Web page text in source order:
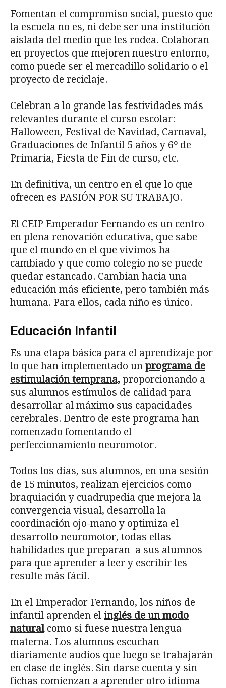
Fomentan el compromiso social, puesto que
la escuela no es, ni debe ser una institución
aislada del medio que les rodea. Colaboran
en proyectos que mejoren nuestro entorno,
como puede ser el mercadillo solidario o el
proyecto de reciclaje.
Celebran a lo grande las festividades más
relevantes durante el curso escolar:
Halloween, Festival de Navidad, Carnaval,
Graduaciones de Infantil 5 años y 6º de
Primaria, Fiesta de Fin de curso, etc.
En definitiva, un centro en el que lo que
ofrecen es PASIÓN POR SU TRABAJO.
El CEIP Emperador Fernando es un centro
en plena renovación educativa, que sabe
que el mundo en el que vivimos ha
cambiado y que como colegio no se puede
quedar estancado. Cambian hacia una
educación más eficiente, pero también más
humana. Para ellos, cada niño es único.
Educación Infantil
Es una etapa básica para el aprendizaje por
lo que han implementado un programa de
estimulación temprana, proporcionando a
sus alumnos estímulos de calidad para
desarrollar al máximo sus capacidades
cerebrales. Dentro de este programa han
comenzado fomentando el
perfeccionamiento neuromotor.
Todos los días, sus alumnos, en una sesión
de 15 minutos, realizan ejercicios como
braquiación y cuadrupedia que mejora la
convergencia visual, desarrolla la
coordinación ojo-mano y optimiza el
desarrollo neuromotor, todas ellas
habilidades que preparan a sus alumnos
para que aprender a leer y escribir les
resulte más fácil.
En el Emperador Fernando, los niños de
infantil aprenden el inglés de un modo
naturalcomo si fuese nuestra lengua
materna. Los alumnos escuchan
diariamente audios que luego se trabajarán
en clase de inglés. Sin darse cuenta y sin
fichas comienzan a aprender otro idioma